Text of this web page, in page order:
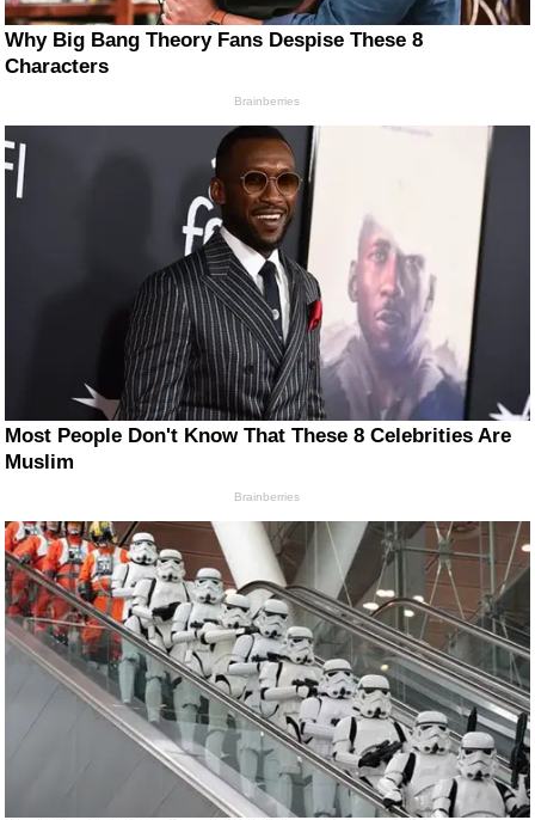
Why Big Bang Theory Fans Despise These 8
Characters
Brainberries
Most People Don't Know That These 8 Celebrities Are
Muslim
Brainberries